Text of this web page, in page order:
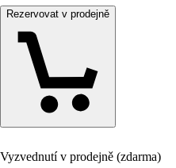
Rezervovat v prodejně
Vyzvednutí v prodejně (zdarma)